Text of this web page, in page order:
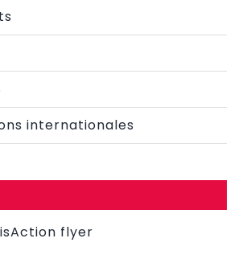
internationales
flyer